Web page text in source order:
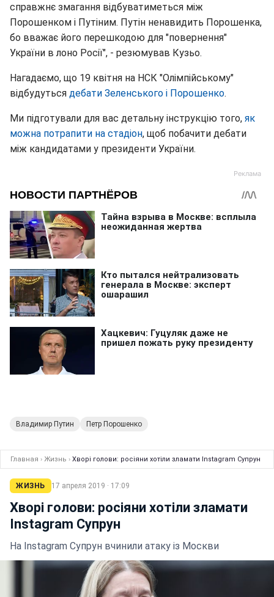
справжнє змагання відбуватиметься між
Порошенком і Путіним. Путін ненавидить Порошенка,
бо вважає його перешкодою для "повернення"
України в лоно Росії", - резюмував Кузьо.
Нагадаємо, що 19 квітня на НСК "Олімпійському"
відбудуться дебати Зеленського і Порошенко.
Ми підготували для вас детальну інструкцію того, як
можна потрапити на стадіон, щоб побачити дебати
між кандидатами у президенти України.
Владимир Путин Петр Порошенко
Главная › Жизнь › Хворі голови: росіяни хотіли зламати Instagram Супрун
ЖИЗНЬ 17 апреля 2019 · 17:09
Хворі голови: росіяни хотіли зламати
Instagram Супрун
На Instagram Супрун вчинили атаку із Москви